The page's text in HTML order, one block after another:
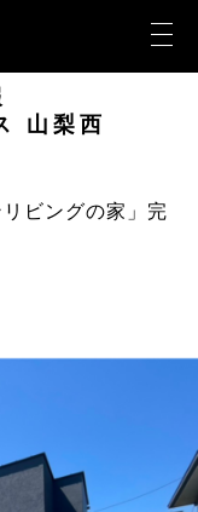
山梨西
ビングの家」完